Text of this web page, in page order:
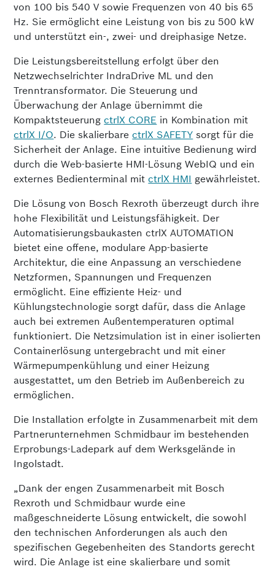
von 100 bis 540 V sowie Frequenzen von 40 bis 65
Hz. Sie ermöglicht eine Leistung von bis zu 500 kW
und unterstützt ein-, zwei- und dreiphasige Netze.
Die Leistungsbereitstellung erfolgt über den
Netzwechselrichter IndraDrive ML und den
Trenntransformator. Die Steuerung und
Überwachung der Anlage übernimmt die
Kompaktsteuerung ctrlX CORE in Kombination mit
ctrlX I/O. Die skalierbare ctrlX SAFETY sorgt für die
Sicherheit der Anlage. Eine intuitive Bedienung wird
durch die Web-basierte HMI-Lösung WebIQ und ein
externes Bedienterminal mit ctrlX HMI gewährleistet.
Die Lösung von Bosch Rexroth überzeugt durch ihre
hohe Flexibilität und Leistungsfähigkeit. Der
Automatisierungsbaukasten ctrlX AUTOMATION
bietet eine offene, modulare App-basierte
Architektur, die eine Anpassung an verschiedene
Netzformen, Spannungen und Frequenzen
ermöglicht. Eine effiziente Heiz- und
Kühlungstechnologie sorgt dafür, dass die Anlage
auch bei extremen Außentemperaturen optimal
funktioniert. Die Netzsimulation ist in einer isolierten
Containerlösung untergebracht und mit einer
Wärmepumpenkühlung und einer Heizung
ausgestattet, um den Betrieb im Außenbereich zu
ermöglichen.
Die Installation erfolgte in Zusammenarbeit mit dem
Partnerunternehmen Schmidbaur im bestehenden
Erprobungs-Ladepark auf dem Werksgelände in
Ingolstadt.
„Dank der engen Zusammenarbeit mit Bosch
Rexroth und Schmidbaur wurde eine
maßgeschneiderte Lösung entwickelt, die sowohl
den technischen Anforderungen als auch den
spezifischen Gegebenheiten des Standorts gerecht
wird. Die Anlage ist eine skalierbare und somit